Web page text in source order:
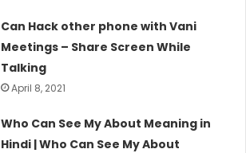
Can Hack other phone with Vani
Meetings – Share Screen While
Talking
April 8, 2021
Who Can See My About Meaning in
Hindi | Who Can See My About